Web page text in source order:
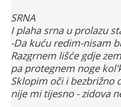
SRNA
I plaha srna u prolazu
-Da kuću redim-nisam
Razgrnem lišće gdje
pa protegnem noge
Sklopim oči i bezbrižno
nije mi tijesno - zidova